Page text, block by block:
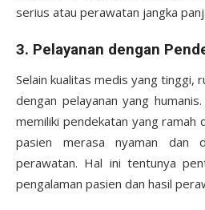
serius atau perawatan jangka
3. Pelayanan dengan
Selain kualitas medis yang tinggi,
dengan pelayanan yang humanis.
memiliki pendekatan yang ramah
pasien merasa nyaman dan
perawatan. Hal ini tentunya
pengalaman pasien dan hasil